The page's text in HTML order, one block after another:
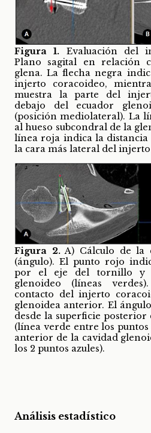
Figura 1. Evaluación del
Plano sagital en relación
glena. La flecha negra
injerto coracoideo,
muestra la parte del
debajo del ecuador
(posición mediolateral). La
al hueso subcondral de la
línea roja indica la
la cara más lateral del
Figura 2.A) Cálculo de la
(ángulo). El punto rojo
por el eje del tornillo y
glenoideo (líneas
contacto del injerto
glenoidea anterior. El
desde la superficie
(línea verde entre los
anterior de la cavidad
los 2 puntos azules).
Análisis estadístico